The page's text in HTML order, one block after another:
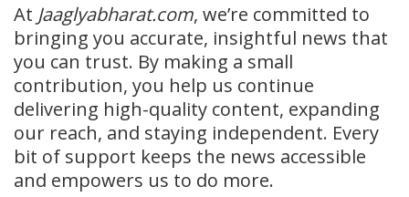
At Jaaglyabharat.com, we’re committed to
bringing you accurate, insightful news that
you can trust. By making a small
contribution, you help us continue
delivering high-quality content, expanding
our reach, and staying independent. Every
bit of support keeps the news accessible
and empowers us to do more.